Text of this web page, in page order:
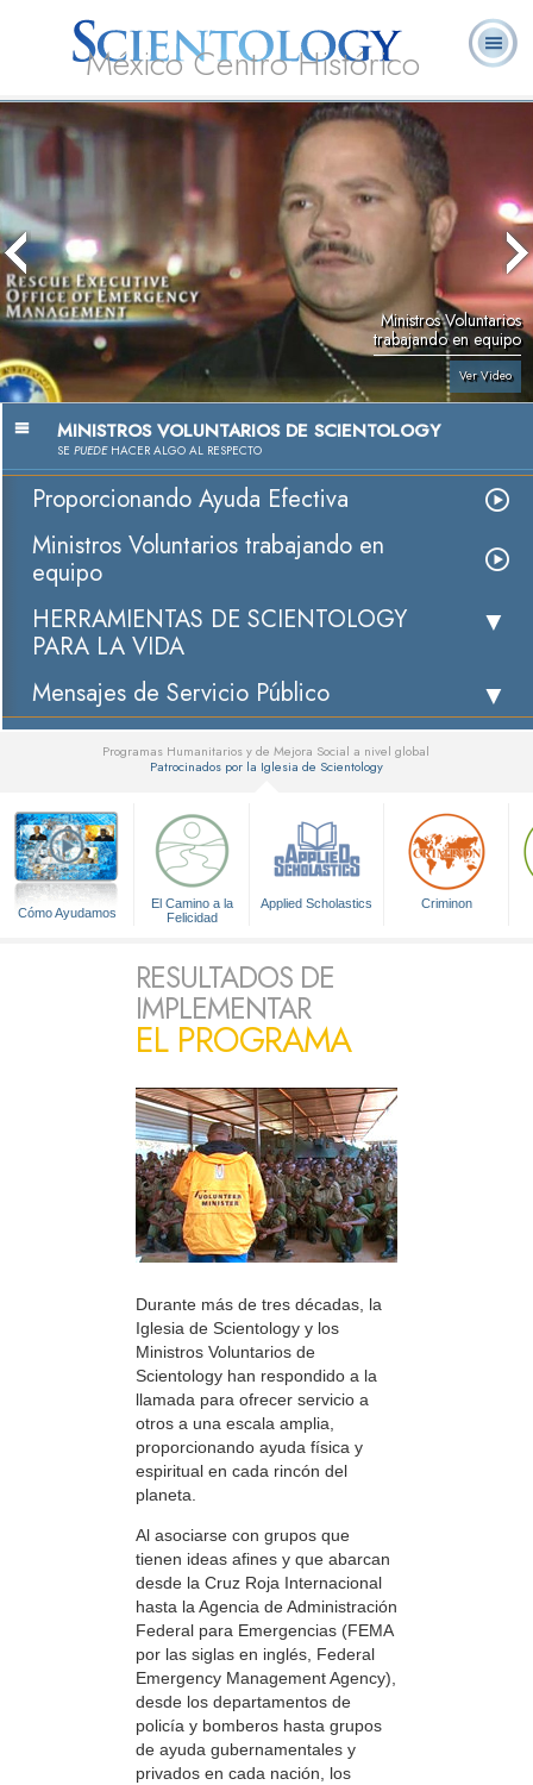
México Centro Histórico
Acerca de
Nosotros
L. Ronald
¿Qué es
Scientology?
Ministros
Voluntarios
Preguntas
Frecuentes
Ministros Voluntarios
trabajando en equipo
Ver Video
MINISTROS VOLUNTARIOS DE SCIENTOLOGY
SE PUEDEHACER ALGO AL RESPECTO
Proporcionando Ayuda Efectiva
Ministros Voluntarios trabajando en
equipo
HERRAMIENTAS DE SCIENTOLOGY
PARA LA VIDA
Mensajes de Servicio Público
Programas Humanitarios y de Mejora Social a nivel global
Patrocinados por la Iglesia de Scientology
Cómo Ayudamos
El Camino a la
Felicidad
Applied Scholastics Criminon
RESULTADOS DE
IMPLEMENTAR
EL PROGRAMA
Durante más de tres décadas, la
Iglesia de Scientology y los
Ministros Voluntarios de
Scientology han respondido a la
llamada para ofrecer servicio a
otros a una escala amplia,
proporcionando ayuda física y
espiritual en cada rincón del
planeta.
Al asociarse con grupos que
tienen ideas afines y que abarcan
desde la Cruz Roja Internacional
hasta la Agencia de Administración
Federal para Emergencias (FEMA
por las siglas en inglés, Federal
Emergency Management Agency),
desde los departamentos de
policía y bomberos hasta grupos
de ayuda gubernamentales y
privados en cada nación, los